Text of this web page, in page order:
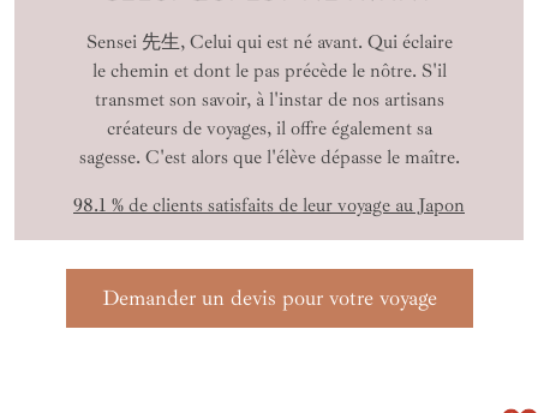
Sensei 先生, Celui qui est né avant. Qui éclaire
le chemin et dont le pas précède le nôtre. S'il
transmet son savoir, à l'instar de nos artisans
créateurs de voyages, il offre également sa
sagesse. C'est alors que l'élève dépasse le maître.
98.1 % de clients satisfaits de leur voyage au Japon
Demander un devis pour votre voyage